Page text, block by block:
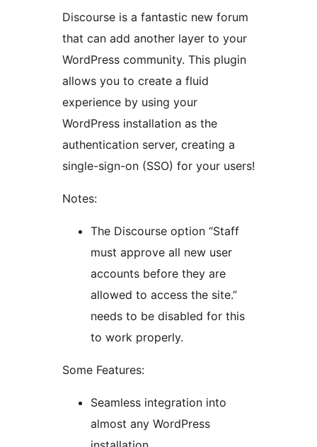
Discourse is a fantastic new forum
that can add another layer to your
WordPress community. This plugin
allows you to create a fluid
experience by using your
WordPress installation as the
authentication server, creating a
single-sign-on (SSO) for your users!
Notes:
The Discourse option “Staff
must approve all new user
accounts before they are
allowed to access the site.”
needs to be disabled for this
to work properly.
Some Features:
Seamless integration into
almost any WordPress